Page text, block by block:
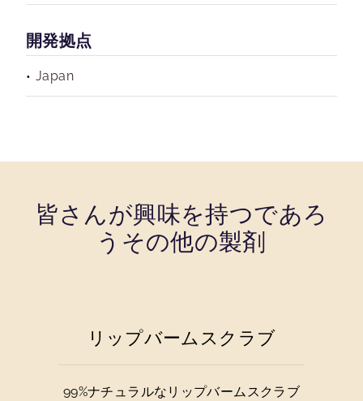
開発拠点
Japan
皆さんが興味を持つであろ
うその他の製剤
リップバームスクラブ
99%ナチュラルなリップバームスクラブ